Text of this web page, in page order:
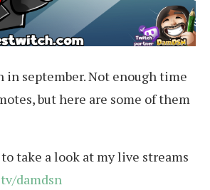
in september. Not enough time
but here are some of them
take a look at my live streams
damdsn